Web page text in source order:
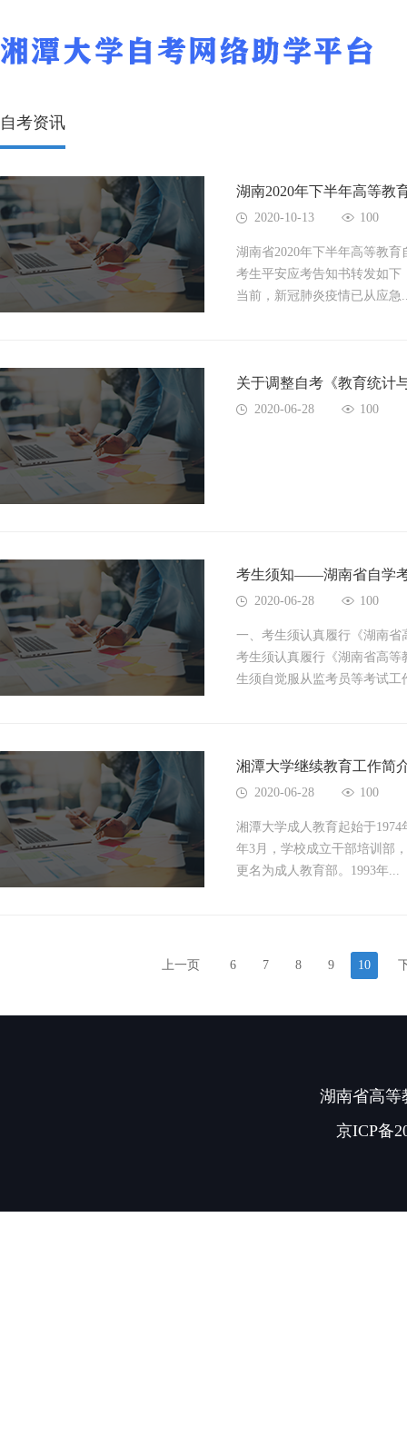
自考资讯
湖南2020年下半年高等教
2020-10-13 100
湖南省2020年下半年高等教
考生平安应考告知书转发如下
当前，新冠肺炎疫情已从应急
关于调整自考《教育统计
2020-06-28 100
考生须知——湖南省自学
2020-06-28 100
一、考生须认真履行《湖南
考生须认真履行《湖南省高
生须自觉服从监考员等考试工
湘潭大学继续教育工作简
2020-06-28 100
湘潭大学成人教育起始于
年3月，学校成立干部培训部
更名为成人教育部。1993年...
上一页 6 7 8 9 10
湖南省高等
京ICP备